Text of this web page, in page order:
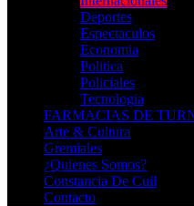
Deportes
Espectaculos
Economia
Politica
Policiales
Tecnologia
FARMACIAS DE
Arte & Cultura
Gremiales
¿Quienes Somos?
Constancia De Cuil
Contacto